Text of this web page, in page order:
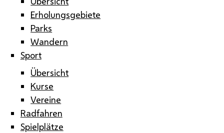
Erholungsgebiete
Parks
Wandern
Sport
Übersicht
Kurse
Vereine
Radfahren
Spielplätze